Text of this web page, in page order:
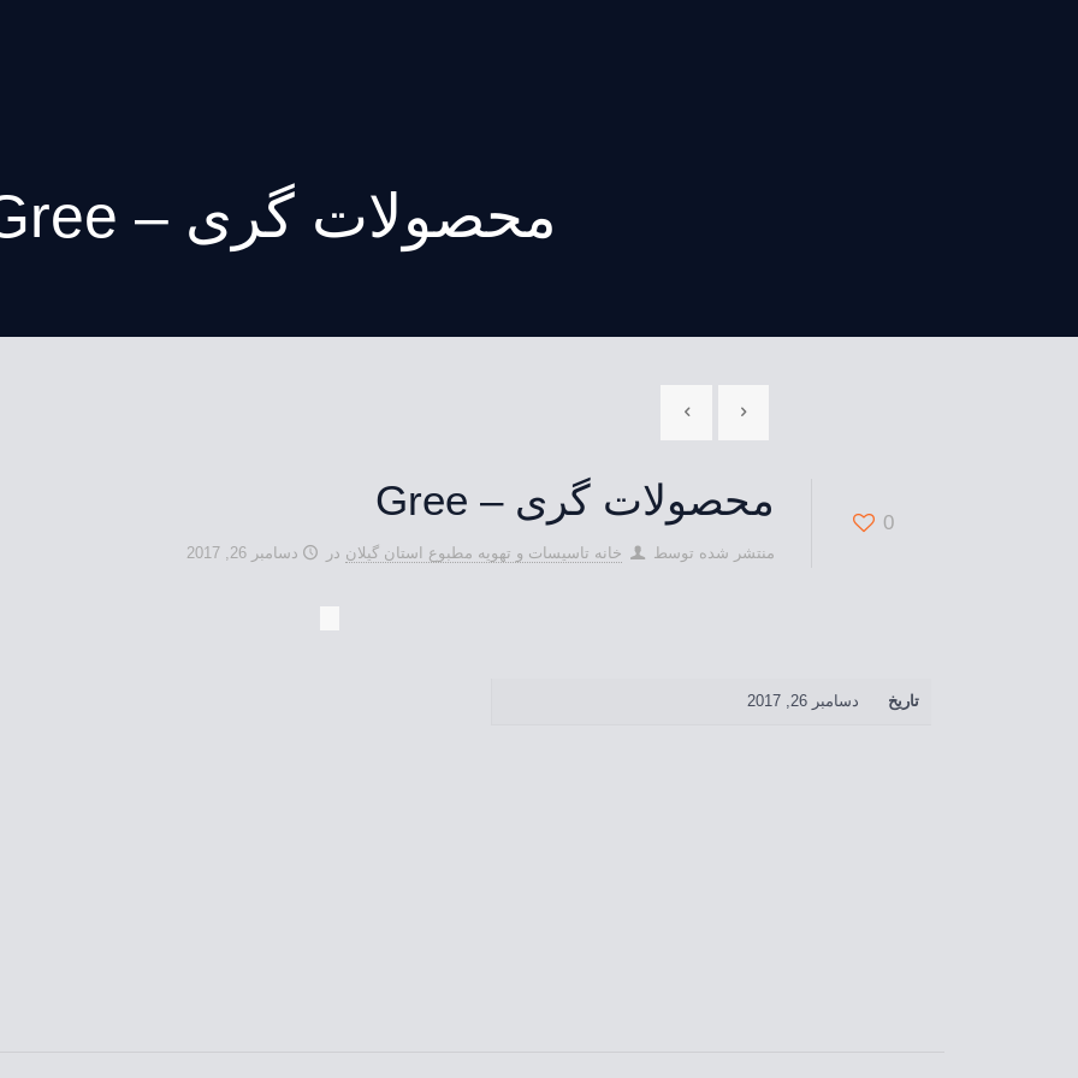
محصولات گری – Gree
0 محصولات گری – Gree
منتشر شده توسط خانه تاسيسات و تهويه مطبوع استان گیلان در دسامبر 26, 2017
تاریخ دسامبر 26, 2017